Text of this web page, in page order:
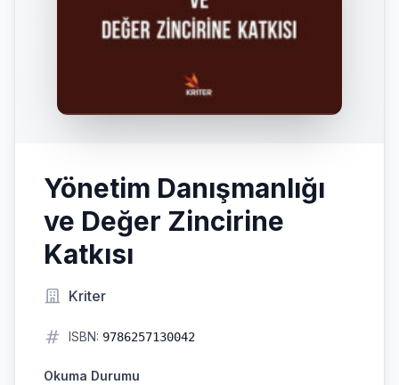
Yönetim Danışmanlığı
ve Değer Zincirine
Katkısı
Kriter
ISBN: 9786257130042
Okuma Durumu